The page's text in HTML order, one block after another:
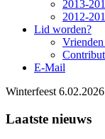
2013-
2012-
Lid worden?
E-Mail
Winterfeest
Laatste nieuws